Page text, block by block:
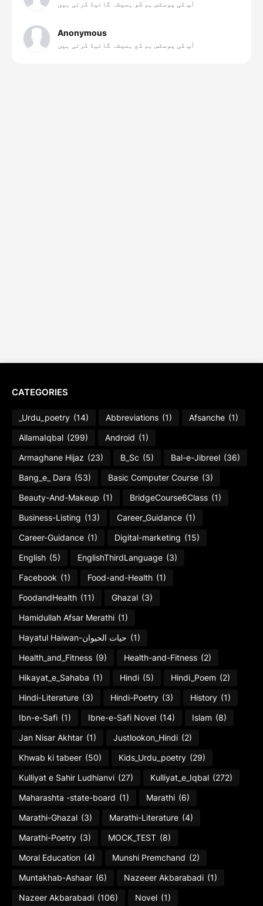
آپ کی پوسٹس ہم کو ہمیشہ گائیڈ کرتی ہیں
Anonymous
آپ کی پوسٹس ہم کع ہمیشہ گائیڈ کرتی ہیں
CATEGORIES
_Urdu_poetry (14) Abbreviations (1) Afsanche (1)
AllamaIqbal (299) Android (1)
Armaghane Hijaz (23) B_Sc (5) Bal-e-Jibreel (36)
Bang_e_ Dara (53) Basic Computer Course (3)
Beauty-And-Makeup (1) BridgeCourse6Class (1)
Business-Listing (13) Career_Guidance (1)
Career-Guidance (1) Digital-marketing (15)
English (5) EnglishThirdLanguage (3)
Facebook (1) Food-and-Health (1)
FoodandHealth (11) Ghazal (3)
Hamidullah Afsar Merathi (1)
Hayatul Haiwan-حیات الحیوان (1)
Health_and_Fitness (9) Health-and-Fitness (2)
Hikayat_e_Sahaba (1) Hindi (5) Hindi_Poem (2)
Hindi-Literature (3) Hindi-Poetry (3) History (1)
Ibn-e-Safi (1) Ibne-e-Safi Novel (14) Islam (8)
Jan Nisar Akhtar (1) Justlookon_Hindi (2)
Khwab ki tabeer (50) Kids_Urdu_poetry (29)
Kulliyat e Sahir Ludhianvi (27) Kulliyat_e_Iqbal (272)
Maharashta -state-board (1) Marathi (6)
Marathi-Ghazal (3) Marathi-Literature (4)
Marathi-Poetry (3) MOCK_TEST (8)
Moral Education (4) Munshi Premchand (2)
Muntakhab-Ashaar (6) Nazeeer Akbarabadi (1)
Nazeer Akbarabadi (106) Novel (1)